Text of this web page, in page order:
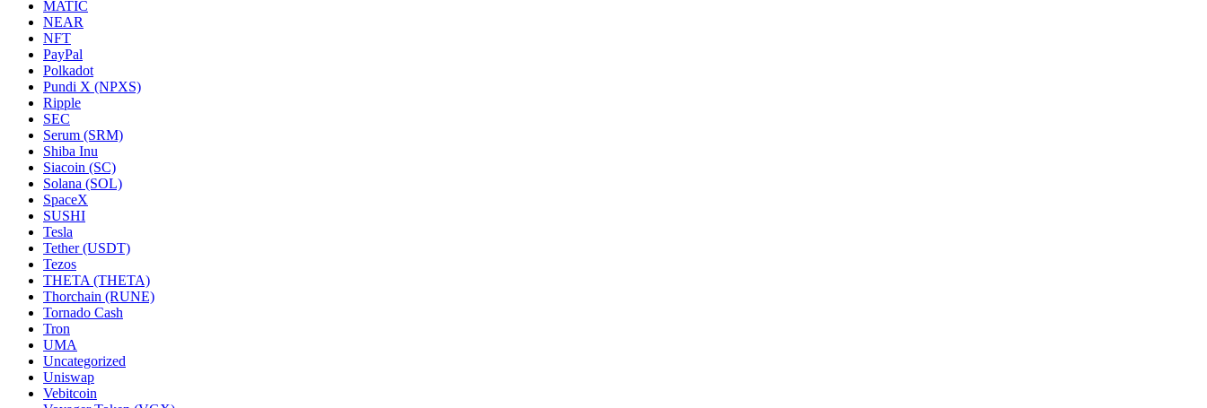
MATIC
NEAR
NFT
PayPal
Polkadot
Pundi X (NPXS)
Ripple
SEC
Serum (SRM)
Shiba Inu
Siacoin (SC)
Solana (SOL)
SpaceX
SUSHI
Tesla
Tether (USDT)
Tezos
THETA (THETA)
Thorchain (RUNE)
Tornado Cash
Tron
UMA
Uncategorized
Uniswap
Vebitcoin